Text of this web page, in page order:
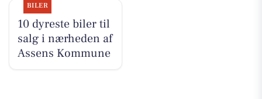
BILER
10 dyreste biler til
salg i nærheden af
Assens Kommune